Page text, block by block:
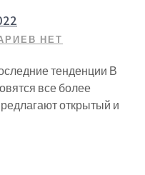
НЕТ
тенденции В
все более
открытый и